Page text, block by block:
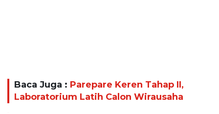
Baca Juga : Parepare Keren Tahap II,
Laboratorium Latih Calon Wirausaha